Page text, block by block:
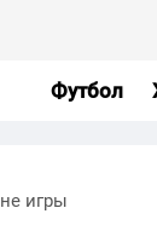
Футбол
игры